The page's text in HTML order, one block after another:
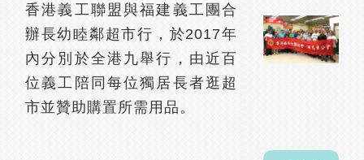
香港義工聯盟與福建義工團合
辦長幼睦鄰超市行，於2017年
內分別於全港九舉行，由近百
位義工陪同每位獨居長者逛超
市並贊助購置所需用品。